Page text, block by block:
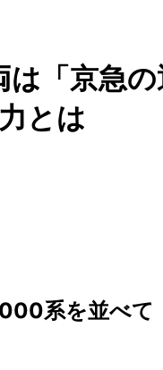
は「京急
とは
系を並べて